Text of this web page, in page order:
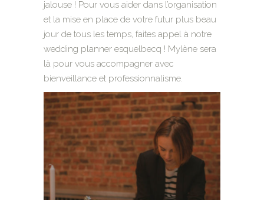
jalouse ! Pour vous aider dans l’organisation
et la mise en place de votre futur plus beau
jour de tous les temps, faites appel à notre
wedding planner esquelbecq ! Mylène sera
là pour vous accompagner avec
bienveillance et professionnalisme.